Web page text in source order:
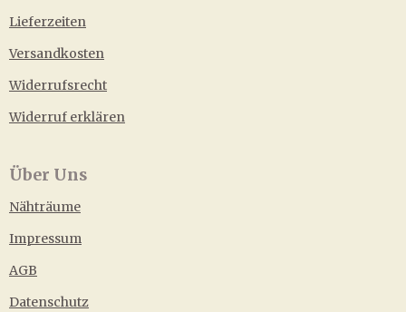
Lieferzeiten
Versandkosten
Widerrufsrecht
Widerruf erklären
Über Uns
Nähträume
Impressum
AGB
Datenschutz